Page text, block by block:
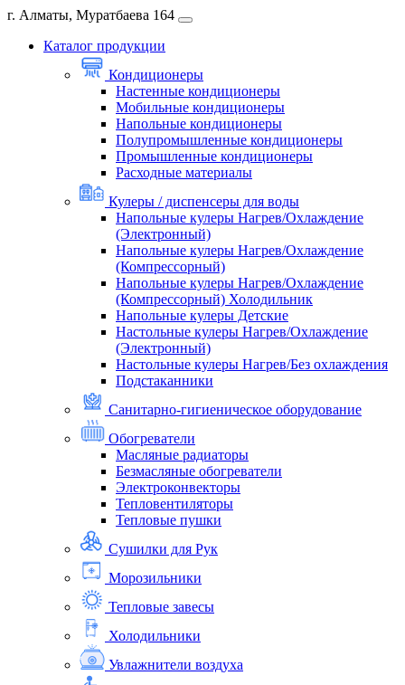
г. Алматы, Муратбаева 164
Каталог продукции
Кондиционеры
Настенные кондиционеры
Мобильные кондиционеры
Напольные кондиционеры
Полупромышленные кондиционеры
Промышленные кондиционеры
Расходные материалы
Кулеры / диспенсеры для воды
Напольные кулеры Нагрев/Охлаждение
(Электронный)
Напольные кулеры Нагрев/Охлаждение
(Компрессорный)
Напольные кулеры Нагрев/Охлаждение
(Компрессорный) Холодильник
Напольные кулеры Детские
Настольные кулеры Нагрев/Охлаждение
(Электронный)
Настольные кулеры Нагрев/Без охлаждения
Подстаканники
Санитарно-гигиеническое оборудование
Обогреватели
Масляные радиаторы
Безмасляные обогреватели
Электроконвекторы
Тепловентиляторы
Тепловые пушки
Сушилки для Рук
Морозильники
Тепловые завесы
Холодильники
Увлажнители воздуха